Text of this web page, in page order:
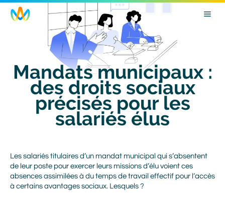
Skip
Image
Mandats municipaux :
des droits sociaux
précisés pour les
salariés élus
Body
Les salariés titulaires d’un mandat municipal qui s’absentent
de leur poste pour exercer leurs missions d’élu voient ces
absences assimilées à du temps de travail effectif pour l’accès
à certains avantages sociaux. Lesquels ?